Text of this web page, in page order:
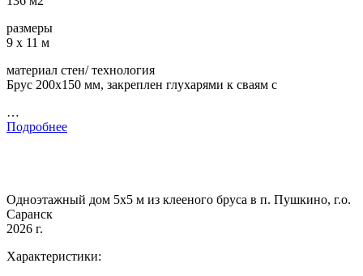
размеры
9 х 11 м
материал стен/ технология
Брус 200х150 мм, закреплен глухарями к сваям с
…
Подробнее
Одноэтажный дом 5х5 м из клееного бруса в п. Пушкино, г.о.
Саранск
2026 г.
Характеристики: